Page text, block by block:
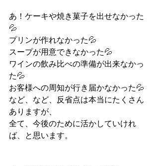
あ！ケーキや焼き菓子を出せなかった
💦
プリンが作れなかった💦
スープが用意できなかった💦
ワインの飲み比べの準備が出来なかっ
た💦
お客様への周知が行き届かなかった💦
など、など、反省点は本当にたくさん
ありますが、
全て、今後のために活かしていけれ
ば、と思います。